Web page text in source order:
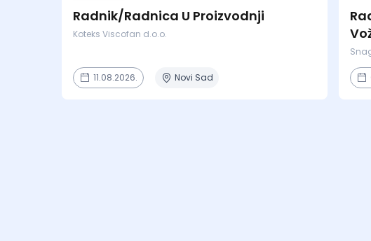
Radnik/Radnica U Proizvodnji
Koteks Viscofan d.o.o.
11.08.2026. Novi Sad